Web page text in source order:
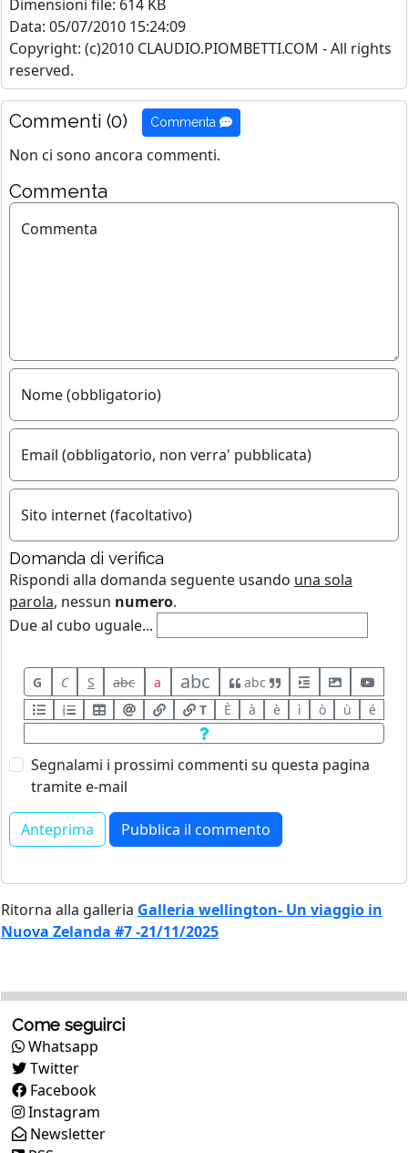
Dimensioni file: 614 KB
Data: 05/07/2010 15:24:09
Copyright: (c)2010 CLAUDIO.PIOMBETTI.COM - All rights
reserved.
Commenti (0) Commenta
Non ci sono ancora commenti.
Commenta
Commenta
Nome (obbligatorio)
Email (obbligatorio, non verra' pubblicata)
Sito internet (facoltativo)
Domanda di verifica
Rispondi alla domanda seguente usando una sola
parola, nessun numero.
Due al cubo uguale...
G C S abc a abc
abc
T
È à è ì ò ù é
Segnalami i prossimi commenti su questa pagina
tramite e-mail
Ritorna alla galleria Galleria wellington- Un viaggio in
Nuova Zelanda #7 -21/11/2025
Come seguirci
Whatsapp
Twitter
Facebook
Instagram
Newsletter